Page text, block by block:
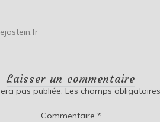
Laisser un commentaire
pas publiée. Les champs
Commentaire *